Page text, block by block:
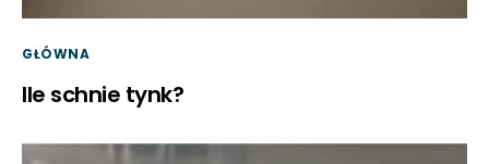
GŁÓWNA
Ile schnie tynk?